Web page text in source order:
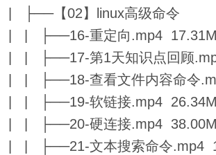
| ├──【02】linux高级命令
| | ├──16-重定向.mp4 17.31M
| | ├──17-第1天知识点回顾
| | ├──18-查看文件内容命令
| | ├──19-软链接.mp4 26.34M
| | ├──20-硬连接.mp4 38.00M
| | ├──21-文本搜索命令.mp4